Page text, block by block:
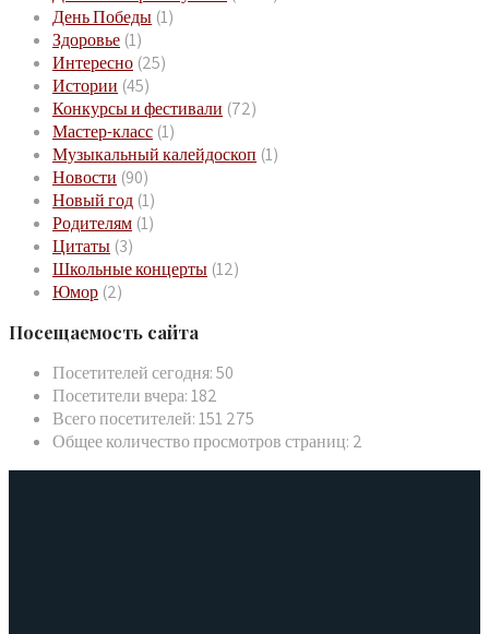
День Победы (1)
Здоровье (1)
Интересно (25)
Истории (45)
Конкурсы и фестивали (72)
Мастер-класс (1)
Музыкальный калейдоскоп (1)
Новости (90)
Новый год (1)
Родителям (1)
Цитаты (3)
Школьные концерты (12)
Юмор (2)
Посещаемость сайта
Посетителей сегодня:50
Посетители вчера:182
Всего посетителей:151 275
Общее количество просмотров страниц: 2